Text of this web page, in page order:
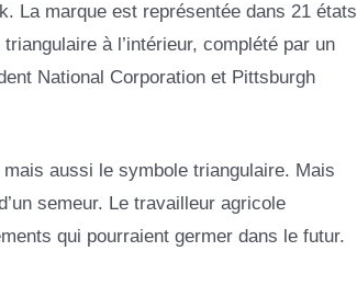
La marque est représentée dans 21 états
à l’intérieur, complété par un
National Corporation et Pittsburgh
aussi le symbole triangulaire. Mais
semeur. Le travailleur agricole
qui pourraient germer dans le futur.